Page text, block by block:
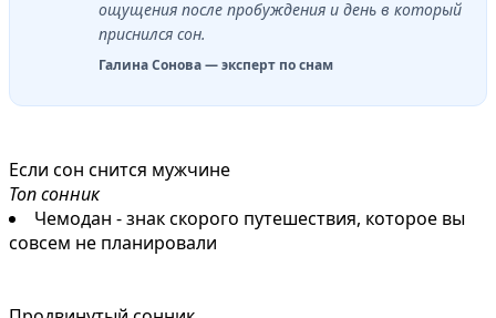
ощущения после пробуждения и день в который
приснился сон.
Галина Сонова — эксперт по снам
Если сон снится мужчине
Топ сонник
Чемодан - знак скорого путешествия, которое вы
совсем не планировали